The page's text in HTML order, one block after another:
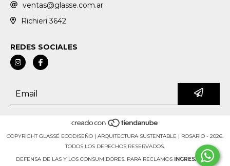
ventas@glasse.com.ar
Richieri 3642
REDES SOCIALES
COPYRIGHT GLASSÉ ECODISEÑO | ARQUITECTURA SUSTENTABLE | ROSARIO - 2026.
TODOS LOS DERECHOS RESERVADOS.
DEFENSA DE LAS Y LOS CONSUMIDORES. PARA RECLAMOS
INGRESÁ ACÁ.